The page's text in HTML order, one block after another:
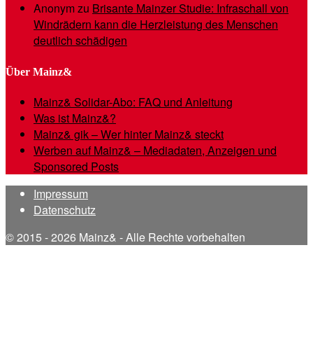
Anonymzu Brisante Mainzer Studie: Infraschall von
Windrädern kann die Herzleistung des Menschen
deutlich schädigen
Über Mainz&
Mainz& Solidar-Abo: FAQ und Anleitung
Was ist Mainz&?
Mainz& gik – Wer hinter Mainz& steckt
Werben auf Mainz& – Mediadaten, Anzeigen und
Sponsored Posts
Impressum
Datenschutz
© 2015 - 2026 Mainz& - Alle Rechte vorbehalten